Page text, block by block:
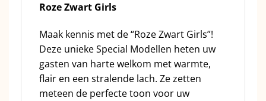
Roze Zwart Girls
Maak kennis met de “Roze Zwart Girls”!
Deze unieke Special Modellen heten uw
gasten van harte welkom met warmte,
flair en een stralende lach. Ze zetten
meteen de perfecte toon voor uw